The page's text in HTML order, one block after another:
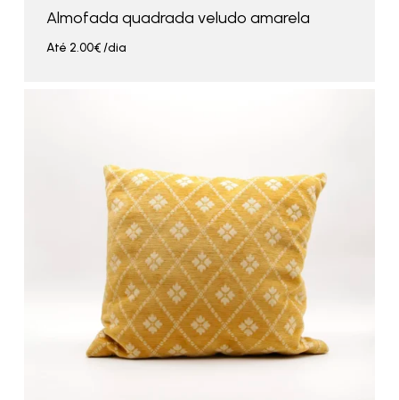
Almofada quadrada veludo amarela
Até 2.00€/dia